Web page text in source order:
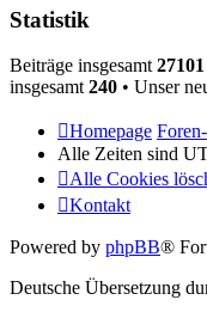
Statistik
Beiträge insgesamt27101
insgesamt240 • Unser
Homepage
Alle Zeiten sind
Alle Cookies
Kontakt
Powered by phpBB®
Deutsche Übersetzung